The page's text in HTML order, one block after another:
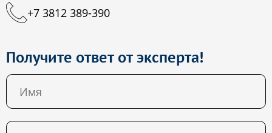
+7 3812 389-390
Получите ответ от эксперта!